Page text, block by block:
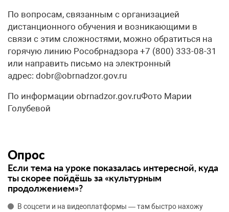
По вопросам, связанным с организацией
дистанционного обучения и возникающими в
связи с этим сложностями, можно обратиться на
горячую линию Рособрнадзора +7 (800) 333-08-31
или направить письмо на электронный
адрес: dobr@obrnadzor.gov.ru
По информации obrnadzor.gov.ruФото Марии
Голубевой
Опрос
Если тема на уроке показалась интересной, куда
ты скорее пойдёшь за «культурным
продолжением»?
В соцсети и на видеоплатформы — там быстро нахожу